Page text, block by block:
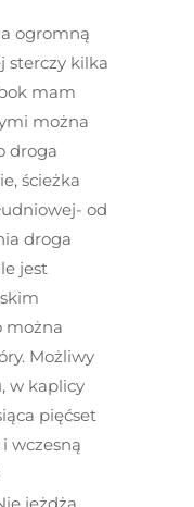
sterczy kilka
mam
można
droga
ścieżka
od
droga
jest
można
Możliwy
w kaplicy
pięćset
wczesną